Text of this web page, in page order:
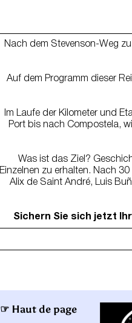
Nach dem Stevenson-Weg
Auf dem Programm dieser
Im Laufe der Kilometer und
Port bis nach Compostela,
Was ist das Ziel?
Einzelnen zu erhalten. Nach
Alix de Saint André, Luis
Sichern Sie sich jetzt
☞ Haut de page